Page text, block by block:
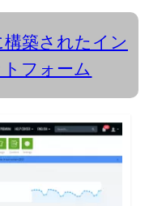
築されたイン
フォーム